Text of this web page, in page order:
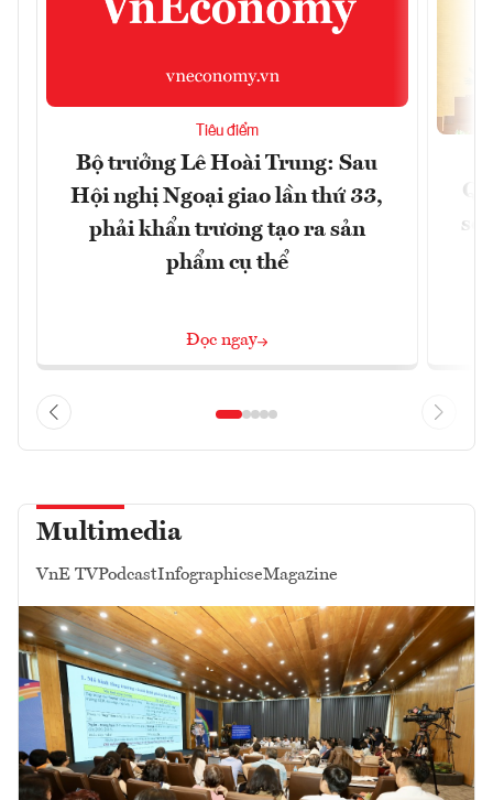
Tiêu điểm
Bộ trưởng Lê Hoài Trung: Sau
Hội nghị Ngoại giao lần thứ 33,
phải khẩn trương tạo ra sản
phẩm cụ thể
Đọc ngay
Multimedia
VnE TVPodcastInfographicseMagazine